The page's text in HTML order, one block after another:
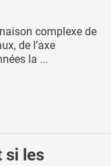
complexe de
de l’axe
la ...
si les